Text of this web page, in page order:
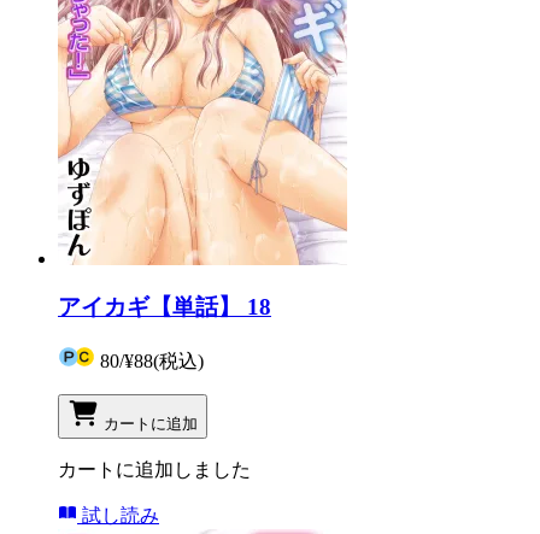
アイカギ【単話】 18
80/¥88(税込)
カートに追加
カートに追加しました
試し読み